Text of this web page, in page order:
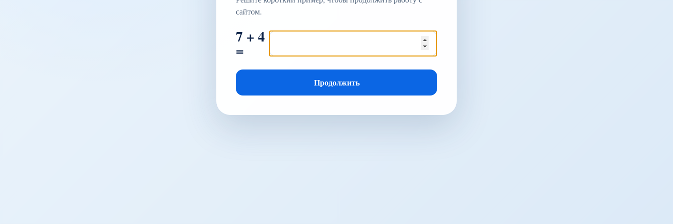
сайтом.
7 + 4
=
Продолжить